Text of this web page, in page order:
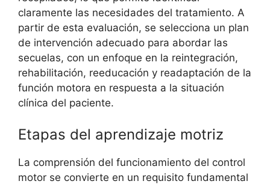
claramente las necesidades del tratamiento. A
partir de esta evaluación, se selecciona un plan
de intervención adecuado para abordar las
secuelas, con un enfoque en la reintegración,
rehabilitación, reeducación y readaptación de la
función motora en respuesta a la situación
clínica del paciente.
Etapas del aprendizaje motriz
La comprensión del funcionamiento del control
motor se convierte en un requisito fundamental